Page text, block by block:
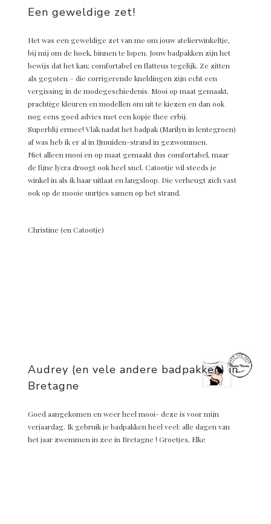
Een geweldige zet!
Het was een geweldige zet van me om jouw atelierwinkeltje,
bij mij om de hoek, binnen te lopen. Jouw badpakken zijn het
bewijs dat het kan; comfortabel en flatteus tegelijk. Ze zitten
als gegoten – die corrigerende kneldingen zijn echt een
vergissing in de modegeschiedenis. Mooi op maat gemaakt,
prachtige kleuren en modellen om uit te kiezen en dan ook
nog eens goed advies met een kopje thee erbij.
Superblij ermee! Vlak nadat het badpak (Marilyn in lentegroen)
af was heb ik er al in IJmuiden-strand in gezwommen.
Niet alleen mooi en op maat gemaakt dus comfortabel, maar
de fijne lycra droogt ook heel snel. Catootje wil steeds je
winkel in als ik haar uitlaat en langsloop. Die verheugt zich vast
ook op de mooie uurtjes samen op het strand.
Christine (en Catootje)
Audrey (en vele andere badpakken) in
Bretagne
Goed aangekomen en weer heel mooi- deze is voor mijn
verjaardag. Ik gebruik je badpakken heel veel: alle dagen van
het jaar zwemmen in zee in Bretagne ! Groetjes, Elke